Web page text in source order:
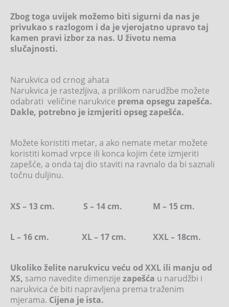
Zbog toga uvijek možemo biti sigurni da nas je
privukao s razlogom i da je vjerojatno upravo taj
kamen pravi izbor za nas. U životu nema
slučajnosti.
Narukvica od crnog ahata
Narukvica je rastezljiva, a prilikom narudžbe možete
odabrati veličine narukvice prema opsegu zapešća.
Dakle, potrebno je izmjeriti opseg zapešća.
Možete koristiti metar, a ako nemate metar možete
koristiti komad vrpce ili konca kojim ćete izmjeriti
zapešće, a onda taj dio staviti na ravnalo da bi saznali
točnu duljinu.
XS – 13 cm. S – 14 cm. M – 15 cm.
L – 16 cm. XL – 17 cm. XXL – 18cm.
Ukoliko želite narukvicu veću od XXL ili manju od
XS, samo navedite dimenzije zapešća u narudžbi i
narukvica će biti napravljena prema traženim
mjerama. Cijena je ista.